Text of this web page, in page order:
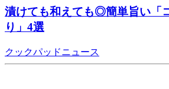
漬けても和えても◎簡単旨い「
り」4選
クックパッドニュース